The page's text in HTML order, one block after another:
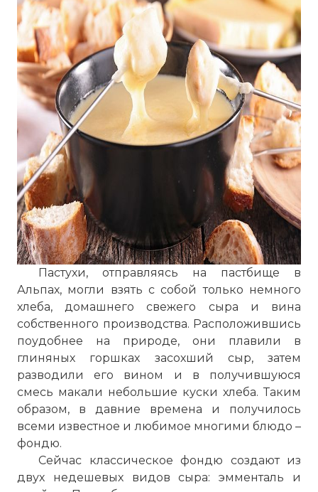
Пастухи, отправляясь на пастбище в
Альпах, могли взять с собой только немного
хлеба, домашнего свежего сыра и вина
собственного производства. Расположившись
поудобнее на природе, они плавили в
глиняных горшках засохший сыр, затем
разводили его вином и в получившуюся
смесь макали небольшие куски хлеба. Таким
образом, в давние времена и получилось
всеми известное и любимое многими блюдо –
фондю.
Сейчас классическое фондю создают из
двух недешевых видов сыра: эмменталь и